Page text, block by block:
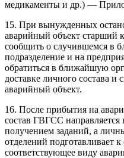
медикаменты и др.) —
15. При вынужденных
аварийный объект старший
сообщить о случившемся в
подразделение и на
обратиться в ближайшую
доставке личного состава и
аварийный объект.
16. После прибытия на
состав ГВГСС
получением заданий, а
отделений подготавливает
соответствующее виду